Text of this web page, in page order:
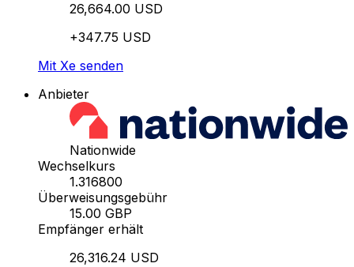
26,664.00 USD
+347.75 USD
Mit Xe senden
Anbieter
Nationwide
Wechselkurs
1.316800
Überweisungsgebühr
15.00 GBP
Empfänger erhält
26,316.24 USD